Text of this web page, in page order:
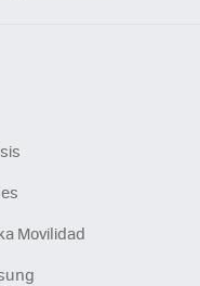
Movilidad